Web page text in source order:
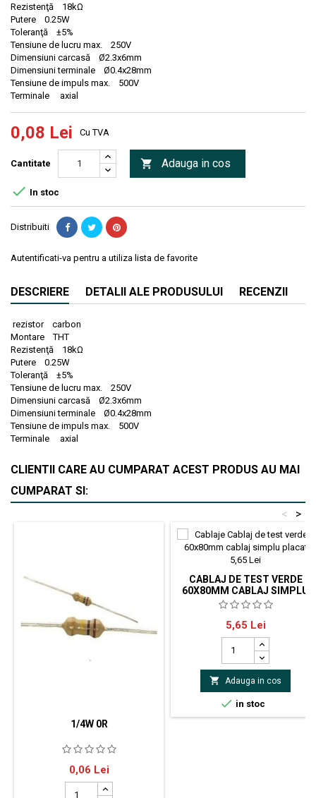
Rezistenţă 18kΩ
Putere 0.25W
Toleranţă ±5%
Tensiune de lucru max. 250V
Dimensiuni carcasă Ø2.3x6mm
Dimensiuni terminale Ø0.4x28mm
Tensiune de impuls max. 500V
Terminale axial
0,08 Lei Cu TVA
Cantitate  Adauga in cos
 In stoc
Distribuiti
Autentificati-va pentru a utiliza lista de favorite
DESCRIERE DETALII ALE PRODUSULUI RECENZII
rezistor carbon
Montare THT
Rezistenţă 18kΩ
Putere 0.25W
Toleranţă ±5%
Tensiune de lucru max. 250V
Dimensiuni carcasă Ø2.3x6mm
Dimensiuni terminale Ø0.4x28mm
Tensiune de impuls max. 500V
Terminale axial
CLIENTII CARE AU CUMPARAT ACEST PRODUS AU MAI
CUMPARAT SI:
>
<
1/4W 0R
Rezistor:de
±5%;Ø2,5x6,8mm
Pret
0,06 Lei
CABLAJ DE TEST VERDE
60X80MM CABLAJ SIMPLU
PLACAT
Cablaj de test verde 60x80mm
superioara, stratul de cupru are o
aderenta mult mai buna la
suportul cablajului
Pret
5,65 Lei
 Adauga in cos
 in stoc